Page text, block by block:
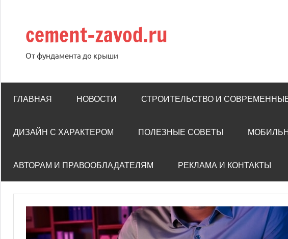
содержимому
cement-zavod.ru
От фундамента до крыши
ГЛАВНАЯ НОВОСТИ СТРОИТЕЛЬСТВО И
ДИЗАЙН С ХАРАКТЕРОМ ПОЛЕЗНЫЕ СОВЕТЫ
АВТОРАМ И ПРАВООБЛАДАТЕЛЯМ РЕКЛАМА И КОНТАКТЫ